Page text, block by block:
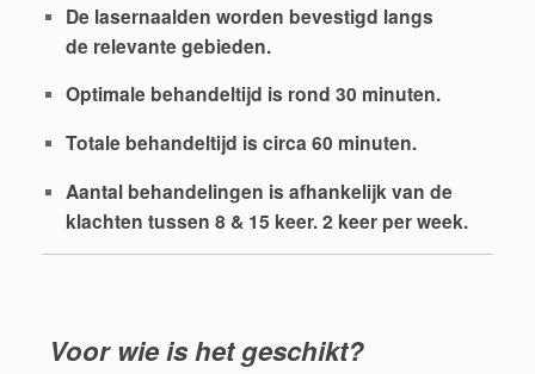
De lasernaalden worden bevestigd langs
derelevante gebieden.
Optimale behandeltijd is rond 30 minuten.
Totale behandeltijd is circa 60 minuten.
Aantal behandelingen is afhankelijk van de
klachten tussen 8 & 15 keer. 2 keer per week.
Voor wie is het geschikt?